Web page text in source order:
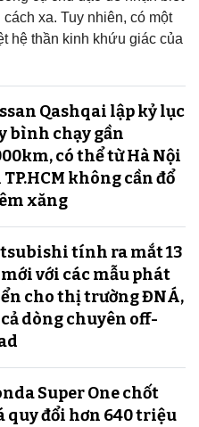
xa. Tuy nhiên, có một
hệ thần kinh khứu giác của
Qashqai lập kỷ lục
bình chạy gần
có thể từ Hà Nội
không cần đổ
xăng
tính ra mắt 13
với các mẫu phát
cho thị trường ĐNÁ,
cả dòng chuyên off-
Super One chốt
quy đổi hơn 640 triệu